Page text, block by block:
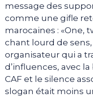
message des
comme une gifle
marocaines : «One,
chant lourd de
organisateur qui a
d’influences, avec
CAF et le silence
slogan était moins